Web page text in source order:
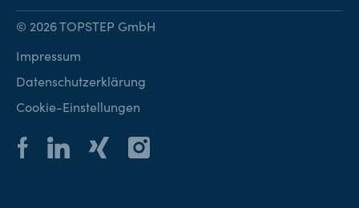
Personalsuche
Kontakt
© 2026 TOPSTEP GmbH
Impressum
Datenschutzerklärung
Cookie-Einstellungen